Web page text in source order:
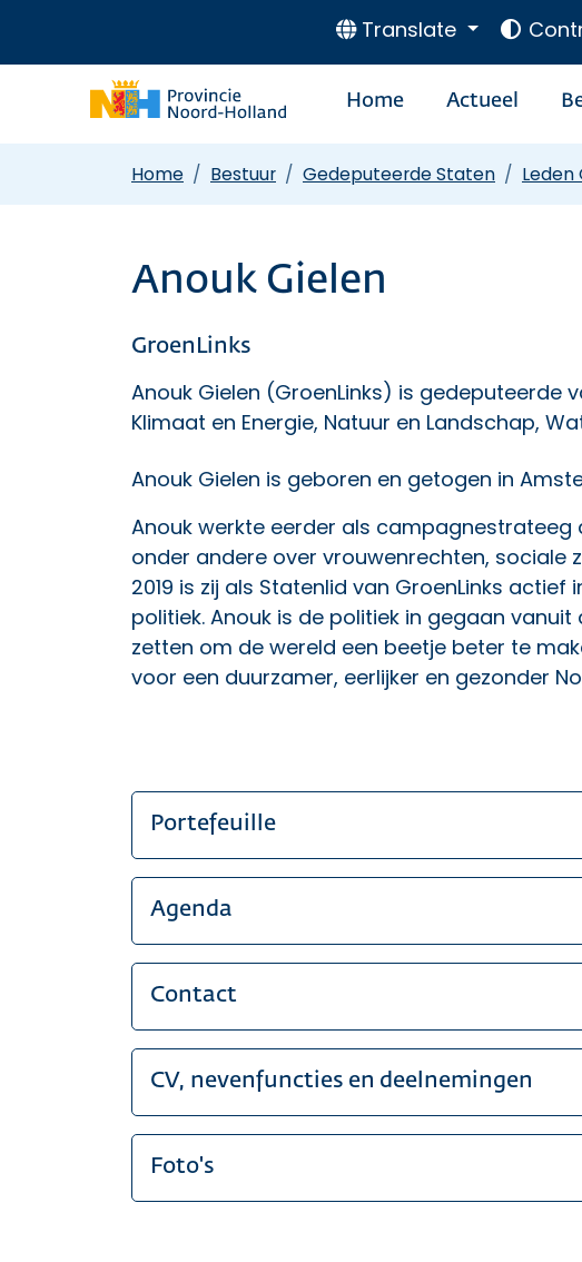
Translate
Home Actueel
Home Bestuur Gedeputeerde Staten
Anouk Gielen
GroenLinks
Anouk Gielen (GroenLinks) is gedeputeerde
Klimaat en Energie, Natuur en Landschap,
Anouk Gielen is geboren en getogen in
Anouk werkte eerder als
onder andere over vrouwenrechten, sociale
2019 is zij als Statenlid van GroenLinks
politiek. Anouk is de politiek in gegaan
zetten om de wereld een beetje beter te
voor een duurzamer, eerlijker en gezonder
Portefeuille
Agenda
Contact
CV, nevenfuncties en deelnemingen
Foto's